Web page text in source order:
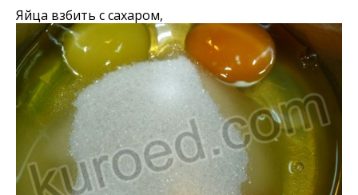
Яйца взбить с сахаром,